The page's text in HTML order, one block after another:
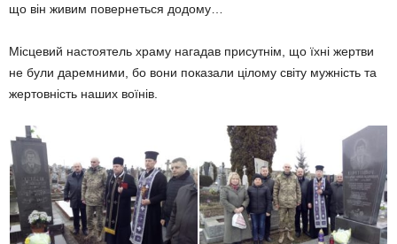
що він живим повернеться додому…
Місцевий настоятель храму нагадав присутнім, що їхні жертви
не були даремними, бо вони показали цілому світу мужність та
жертовність наших воїнів.